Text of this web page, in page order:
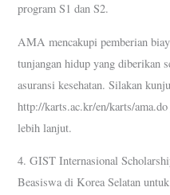
program S1 dan S2.
AMA mencakupi pemberian
tunjangan hidup yang diberikan
asuransi kesehatan. Silakan
http://karts.ac.kr/en/karts/
lebih lanjut.
4. GIST Internasional
Beasiswa di Korea Selatan